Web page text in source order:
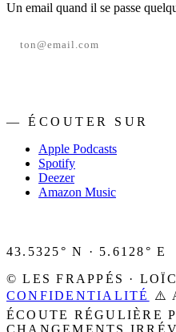
Un email quand il se passe
— ÉCOUTER SUR
Apple Podcasts
Spotify
Deezer
Amazon Music
43.5325° N · 5.6128° E
© LES FRAPPÉS ·
CONFIDENTIALITÉ
⚠️
ÉCOUTE RÉGULIÈRE